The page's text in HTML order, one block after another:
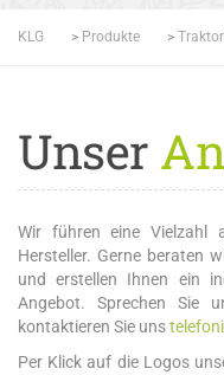
KLG > Produkte >
Unser
Wir führen eine Vielzahl
Hersteller. Gerne beraten
und erstellen Ihnen ein
Angebot. Sprechen Sie
kontaktieren Sie uns
Per Klick auf die Logos